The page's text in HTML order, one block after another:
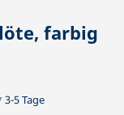
farbig
5 Tage